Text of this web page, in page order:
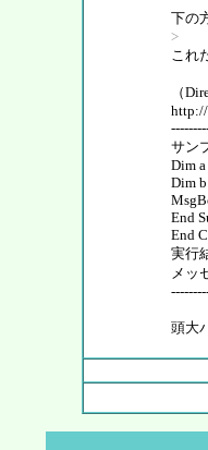
下の
>
これ
（
サン
Dim
Dim
End
End
実行
メッ
頭大